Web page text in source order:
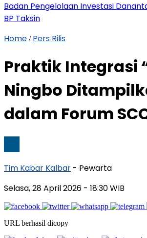
Badan Pengelolaan Investasi
BP Taksin
Home / Pers Rilis
Praktik Integrasi
Ningbo
dalam Forum
Tim Kabar Kalbar - Pewarta
Selasa, 28 April 2026 - 18:30 WIB
URL berhasil dicopy